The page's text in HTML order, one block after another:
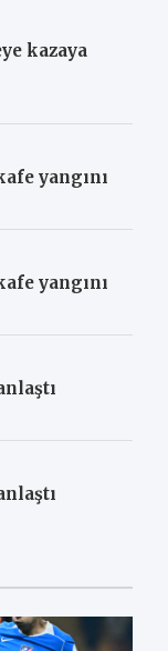
kazaya
yangını
yangını